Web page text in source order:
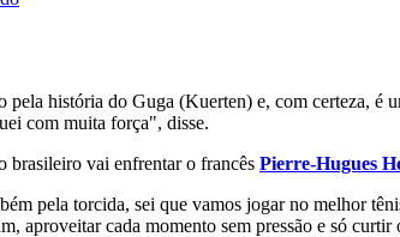
história do Guga (Kuerten) e, com certeza, é
com muita força", disse.
brasileiro vai enfrentar o francês Pierre-Hugues
pela torcida, sei que vamos jogar no melhor
aproveitar cada momento sem pressão e só